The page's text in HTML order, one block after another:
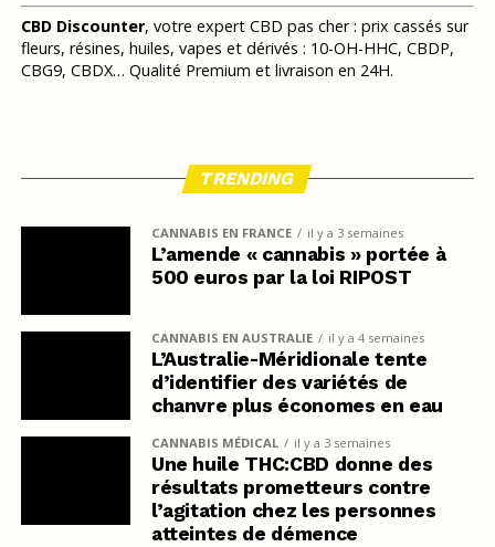
CBD Discounter, votre expert CBD pas cher : prix cassés sur
fleurs, résines, huiles, vapes et dérivés : 10-OH-HHC, CBDP,
CBG9, CBDX… Qualité Premium et livraison en 24H.
TRENDING
CANNABIS EN FRANCE il y a 3 semaines
L’amende « cannabis » portée à
500 euros par la loi RIPOST
CANNABIS EN AUSTRALIE il y a 4 semaines
L’Australie-Méridionale tente
d’identifier des variétés de
chanvre plus économes en eau
CANNABIS MÉDICAL il y a 3 semaines
Une huile THC:CBD donne des
résultats prometteurs contre
l’agitation chez les personnes
atteintes de démence